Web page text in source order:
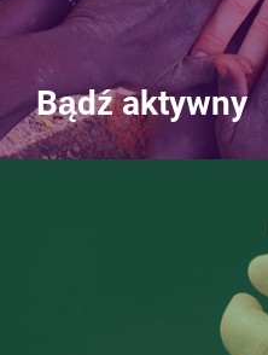
Bądź aktywny